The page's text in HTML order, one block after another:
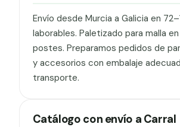
Envío desde Murcia a Galicia en
laborables. Paletizado para malla
postes. Preparamos pedidos de
y accesorios con embalaje
transporte.
Catálogo con envío a Carral